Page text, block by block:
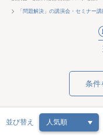
「問題解決」の講演会・セミナー
条件
並び替え